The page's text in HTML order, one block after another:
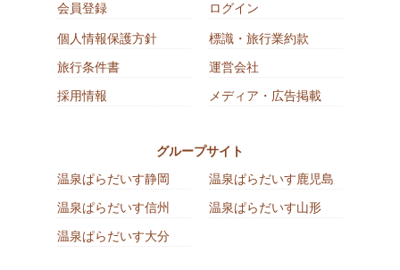
会員登録
ログイン
個人情報保護方針
標識・旅行業約款
旅行条件書
運営会社
採用情報
メディア・広告掲載
グループサイト
温泉ぱらだいす静岡
温泉ぱらだいす鹿児島
温泉ぱらだいす信州
温泉ぱらだいす山形
温泉ぱらだいす大分